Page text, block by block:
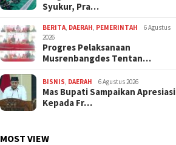
Syukur, Pra…
BERITA, DAERAH, PEMERINTAH
6 Agustus
2026
Progres Pelaksanaan
Musrenbangdes Tentan…
BISNIS, DAERAH 6 Agustus 2026
Mas Bupati Sampaikan Apresiasi
Kepada Fr…
MOST VIEW